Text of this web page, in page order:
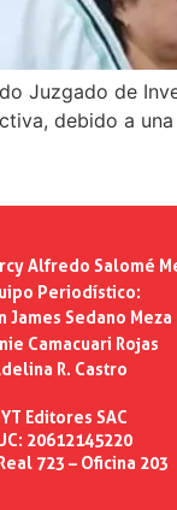
Juzgado de
debido a
Alfredo Salomé
Periodístico:
James Sedano Meza
Camacuari Rojas
R. Castro
Editores SAC
20612145220
723 – Oficina 203